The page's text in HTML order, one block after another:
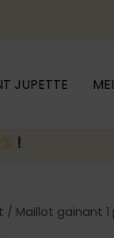
JUPETTE
!
/ Maillot gainant 1